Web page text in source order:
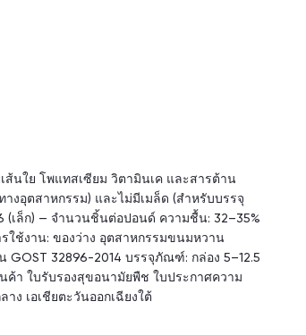
นใย โพแทสเซียม วิตามินเค และสารต้าน
งอุตสาหกรรม) และไม่มีเมล็ด (สำหรับบรรจุ
เล็ก) — จำนวนชิ้นต่อปอนด์ ความชื้น: 32–35%
ใช้งาน: ของว่าง อุตสาหกรรมขนมหวาน
GOST 32896-2014 บรรจุภัณฑ์: กล่อง 5–12.5
ค้า ใบรับรองสุขอนามัยพืช ใบประกาศความ
าง เอเชียตะวันออกเฉียงใต้